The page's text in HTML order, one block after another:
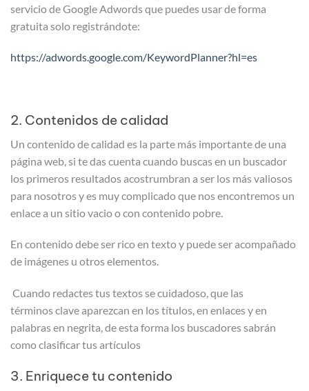
servicio de Google Adwords que puedes usar de forma
gratuita solo registrándote:
https://adwords.google.com/KeywordPlanner?hl=es
2. Contenidos de calidad
Un contenido de calidad es la parte más importante de una
página web, si te das cuenta cuando buscas en un buscador
los primeros resultados acostrumbran a ser los más valiosos
para nosotros y es muy complicado que nos encontremos un
enlace a un sitio vacio o con contenido pobre.
En contenido debe ser rico en texto y puede ser acompañado
de imágenes u otros elementos.
Cuando redactes tus textos se cuidadoso, que las
términos clave aparezcan en los títulos, en enlaces y en
palabras en negrita, de esta forma los buscadores sabrán
como clasificar tus artículos
3. Enriquece tu contenido